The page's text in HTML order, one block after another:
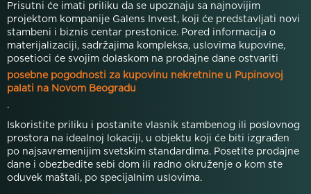
Prisutni će imati priliku da se upoznaju sa najnovijim
projektom kompanije Galens Invest, koji će predstavljati novi
stambeni i biznis centar prestonice. Pored informacija o
materijalizaciji, sadržajima kompleksa, uslovima kupovine,
posetioci će svojim dolaskom na prodajne dane ostvariti
posebne pogodnosti za kupovinu nekretnine u Pupinovoj
palati na Novom Beogradu
.
Iskoristite priliku i postanite vlasnik stambenog ili poslovnog
prostora na idealnoj lokaciji, u objektu koji će biti izgrađen
po najsavremenijim svetskim standardima. Posetite prodajne
dane i obezbedite sebi dom ili radno okruženje o kom ste
oduvek maštali, po specijalnim uslovima.